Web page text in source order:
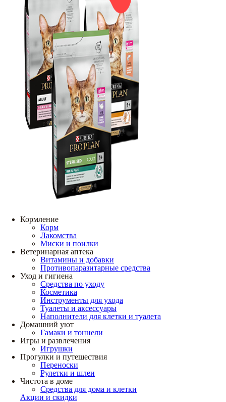
Кормление
Корм
Лакомства
Миски и поилки
Ветеринарная аптека
Витамины и добавки
Противопаразитарные средства
Уход и гигиена
Средства по уходу
Косметика
Инструменты для ухода
Туалеты и аксессуары
Наполнители для клетки и туалета
Домашний уют
Гамаки и тоннели
Игры и развлечения
Игрушки
Прогулки и путешествия
Переноски
Рулетки и шлеи
Чистота в доме
Средства для дома и клетки
Акции и скидки